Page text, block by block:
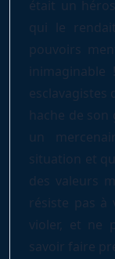
était un
qui le
pouvoirs
esclavagistes
hache de
un
situation et
des valeurs
résiste pas à
violer, et ne
savoir faire